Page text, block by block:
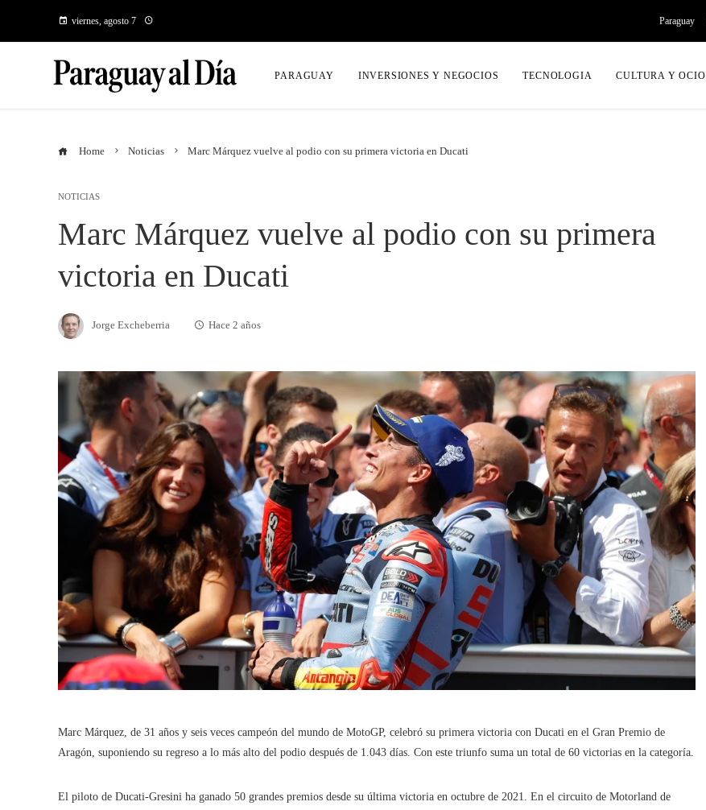
viernes, agosto 7 Paraguay
PARAGUAY INVERSIONES Y NEGOCIOS TECNOLOGIA CULTURA Y OCIO
Home Noticias Marc Márquez vuelve al podio con su primera victoria en Ducati
NOTICIAS
Marc Márquez vuelve al podio con su primera
victoria en Ducati
Jorge Excheberria Hace 2 años
Marc Márquez, de 31 años y seis veces campeón del mundo de MotoGP, celebró su primera victoria con Ducati en el Gran Premio de
Aragón, suponiendo su regreso a lo más alto del podio después de 1.043 días. Con este triunfo suma un total de 60 victorias en la categoría.
El piloto de Ducati-Gresini ha ganado 50 grandes premios desde su última victoria en octubre de 2021. En el circuito de Motorland de